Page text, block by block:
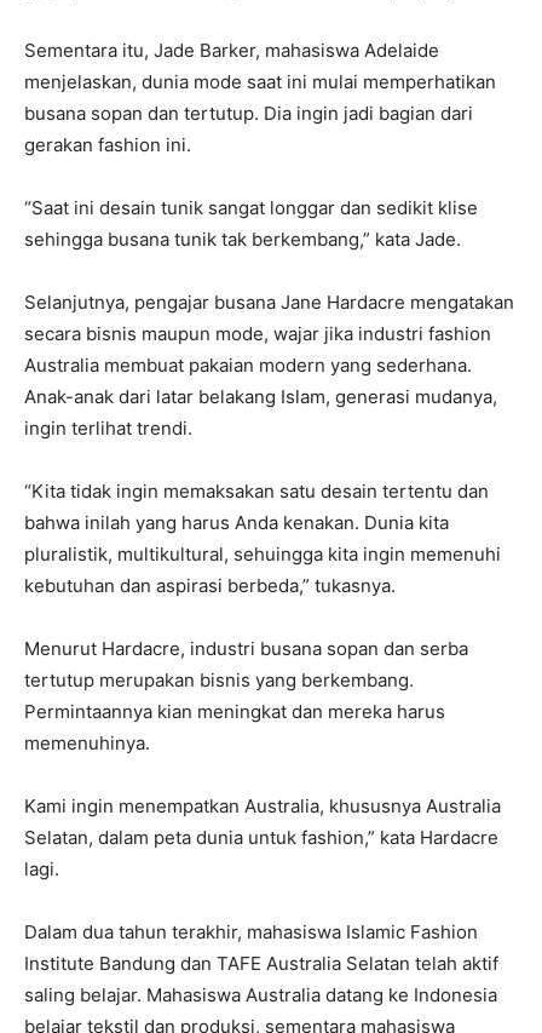
Sementara itu, Jade Barker, mahasiswa Adelaide
menjelaskan, dunia mode saat ini mulai memperhatikan
busana sopan dan tertutup. Dia ingin jadi bagian dari
gerakan fashion ini.
“Saat ini desain tunik sangat longgar dan sedikit klise
sehingga busana tunik tak berkembang,” kata Jade.
Selanjutnya, pengajar busana Jane Hardacre mengatakan
secara bisnis maupun mode, wajar jika industri fashion
Australia membuat pakaian modern yang sederhana.
Anak-anak dari latar belakang Islam, generasi mudanya,
ingin terlihat trendi.
“Kita tidak ingin memaksakan satu desain tertentu dan
bahwa inilah yang harus Anda kenakan. Dunia kita
pluralistik, multikultural, sehuingga kita ingin memenuhi
kebutuhan dan aspirasi berbeda,” tukasnya.
Menurut Hardacre, industri busana sopan dan serba
tertutup merupakan bisnis yang berkembang.
Permintaannya kian meningkat dan mereka harus
memenuhinya.
Kami ingin menempatkan Australia, khususnya Australia
Selatan, dalam peta dunia untuk fashion,” kata Hardacre
lagi.
Dalam dua tahun terakhir, mahasiswa Islamic Fashion
Institute Bandung dan TAFE Australia Selatan telah aktif
saling belajar. Mahasiswa Australia datang ke Indonesia
belajar tekstil dan produksi, sementara mahasiswa